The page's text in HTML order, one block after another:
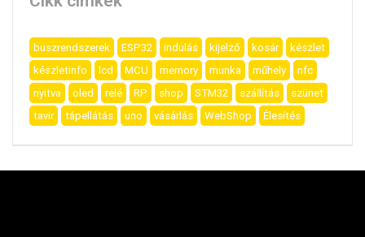
buszrendszerek ESP32 indulás kijelző kosár
készlet
készletinfo
lcd MCU memory munka műhely
nfc
nyitva
oled relé RP shop STM32 szállítás
szünet
tavir
tápellátás uno vásárlás WebShop Élesítés